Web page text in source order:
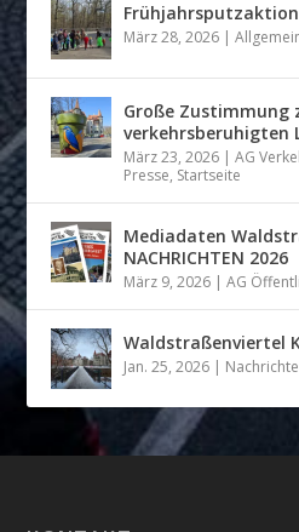
Frühjahrsputzaktion
März 28, 2026 |
Große Zustimmung
verkehrsberuhigten
März 23, 2026 |AG
Presse, Startseite
Mediadaten
NACHRICHTEN 2026
März 9, 2026 |AG
Waldstraßenviertel
Jan. 25, 2026 |